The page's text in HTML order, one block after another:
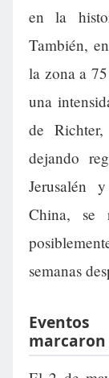
en la
También,
la zona a
una
de
dejando
Jerusalén
China, se
semanas
marcaron